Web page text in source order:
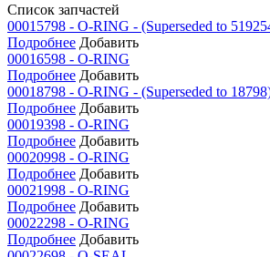
Список запчастей
00015798 - O-RING - (Superseded to
Подробнее Добавить
00016598 - O-RING
Подробнее Добавить
00018798 - O-RING - (Superseded to
Подробнее Добавить
00019398 - O-RING
Подробнее Добавить
00020998 - O-RING
Подробнее Добавить
00021998 - O-RING
Подробнее Добавить
00022298 - O-RING
Подробнее Добавить